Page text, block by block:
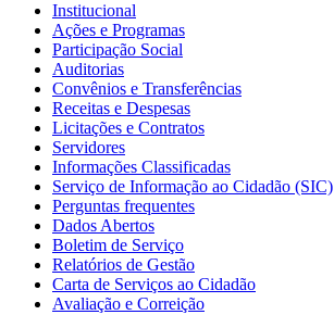
Institucional
Ações e Programas
Participação Social
Auditorias
Convênios e Transferências
Receitas e Despesas
Licitações e Contratos
Servidores
Informações Classificadas
Serviço de Informação ao Cidadão (SIC)
Perguntas frequentes
Dados Abertos
Boletim de Serviço
Relatórios de Gestão
Carta de Serviços ao Cidadão
Avaliação e Correição